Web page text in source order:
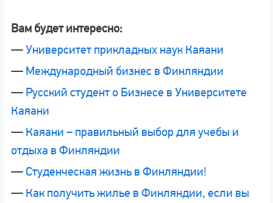
Вам будет интересно:
—Университет прикладных наук Каяани
— Международный бизнес в Финляндии
— Русский студент о Бизнесе в Университете
Каяани
— Каяани – правильный выбор для учебы и
отдыха в Финляндии
— Студенческая жизнь в Финляндии!
— Как получить жилье в Финляндии, если вы